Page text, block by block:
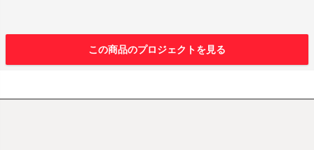
この商品のプロジェクトを見る